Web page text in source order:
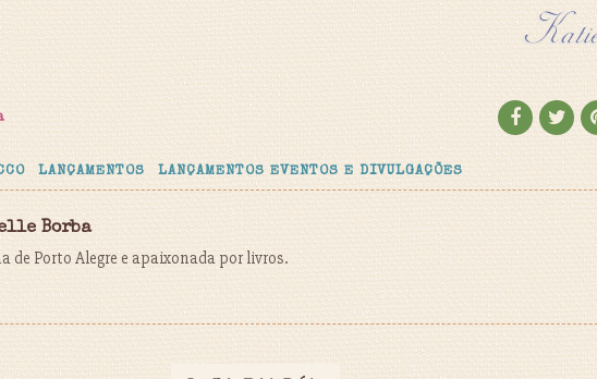
LANÇAMENTOS LANÇAMENTOS EVENTOS E DIVULGAÇÕES
Borba
de Porto Alegre e apaixonada por livros.